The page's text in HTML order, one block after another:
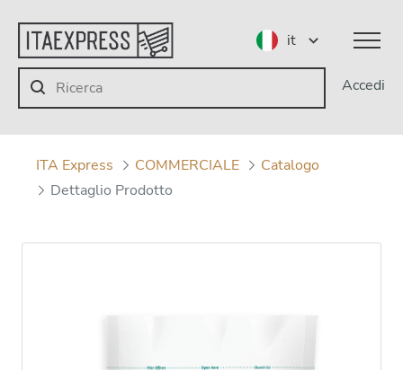
it
Accedi
ITA Express COMMERCIALE
Catalogo
Dettaglio Prodotto